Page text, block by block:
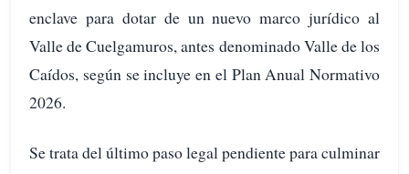
enclave para dotar de un nuevo marco jurídico al
Valle de Cuelgamuros, antes denominado Valle de los
Caídos, según se incluye en el Plan Anual Normativo
2026.
Se trata del último paso legal pendiente para culminar